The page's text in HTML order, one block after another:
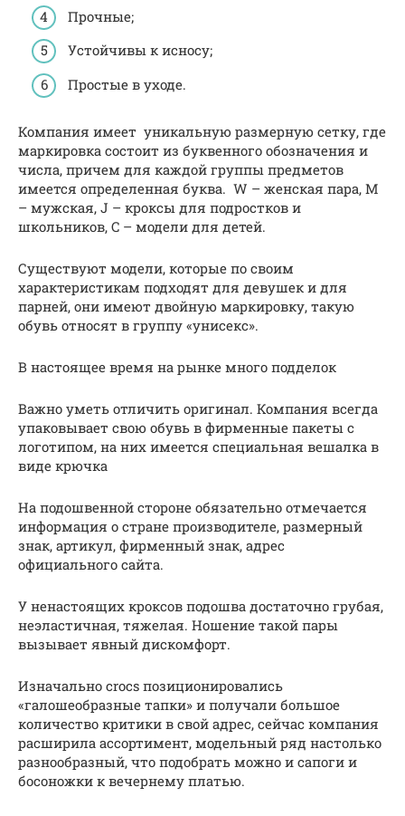
Прочные;
Устойчивы к исносу;
Простые в уходе.
Компания имеет уникальную размерную сетку, где
маркировка состоит из буквенного обозначения и
числа, причем для каждой группы предметов
имеется определенная буква. W – женская пара, M
– мужская, J – кроксы для подростков и
школьников, C – модели для детей.
Существуют модели, которые по своим
характеристикам подходят для девушек и для
парней, они имеют двойную маркировку, такую
обувь относят в группу «унисекс».
В настоящее время на рынке много подделок
Важно уметь отличить оригинал. Компания всегда
упаковывает свою обувь в фирменные пакеты с
логотипом, на них имеется специальная вешалка в
виде крючка
На подошвенной стороне обязательно отмечается
информация о стране производителе, размерный
знак, артикул, фирменный знак, адрес
официального сайта.
У ненастоящих кроксов подошва достаточно грубая,
неэластичная, тяжелая. Ношение такой пары
вызывает явный дискомфорт.
Изначально crocs позиционировались
«галошеобразные тапки» и получали большое
количество критики в свой адрес, сейчас компания
расширила ассортимент, модельный ряд настолько
разнообразный, что подобрать можно и сапоги и
босоножки к вечернему платью.